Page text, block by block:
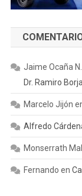
Jaime Ocaña N.
Dr. Ramiro
Marcelo Jijón
Alfredo
Monserrath
Fernando en